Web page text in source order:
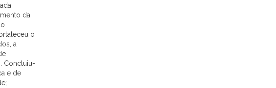
da
o
a
Concluiu-
e de